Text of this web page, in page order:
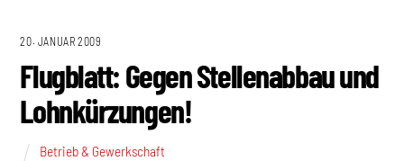
20. JANUAR 2009
Flugblatt: Gegen Stellenabbau und
Lohnkürzungen!
Betrieb & Gewerkschaft